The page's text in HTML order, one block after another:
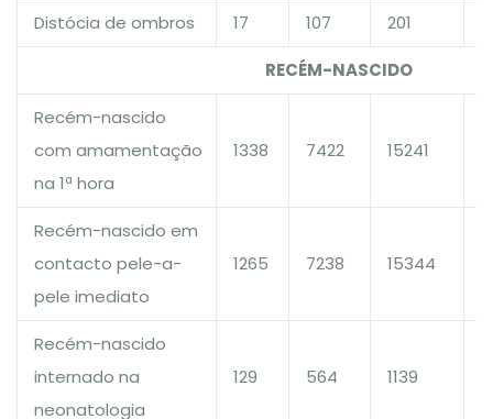
Distócia de ombros 17 107 201
RECÉM-NASCIDO
Recém-nascido
com amamentação
na 1ª hora
1338 7422 15241
Recém-nascido em
contacto pele-a-
pele imediato
1265 7238 15344
Recém-nascido
internado na
neonatologia
129 564 1139